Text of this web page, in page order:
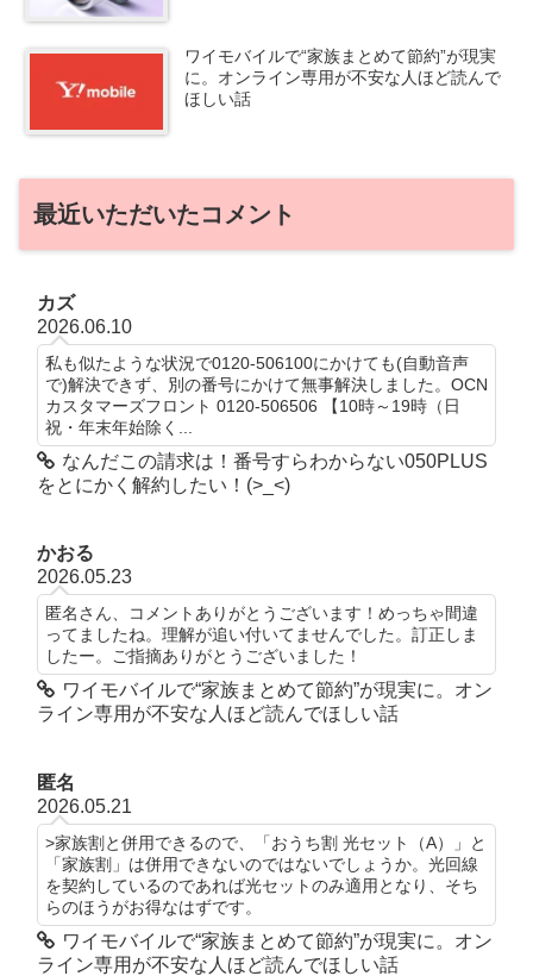
ワイモバイルで“家族まとめて節約”が現実
に。オンライン専用が不安な人ほど読んで
ほしい話
最近いただいたコメント
カズ
2026.06.10
私も似たような状況で0120-506100にかけても(自動音声
で)解決できず、別の番号にかけて無事解決しました。OCN
カスタマーズフロント 0120-506506 【10時～19時（日
祝・年末年始除く...
なんだこの請求は！番号すらわからない050PLUS
をとにかく解約したい！(>_<)
かおる
2026.05.23
匿名さん、コメントありがとうございます！めっちゃ間違
ってましたね。理解が追い付いてませんでした。訂正しま
したー。ご指摘ありがとうございました！
ワイモバイルで“家族まとめて節約”が現実に。オン
ライン専用が不安な人ほど読んでほしい話
匿名
2026.05.21
>家族割と併用できるので、「おうち割 光セット（A）」と
「家族割」は併用できないのではないでしょうか。光回線
を契約しているのであれば光セットのみ適用となり、そち
らのほうがお得なはずです。
ワイモバイルで“家族まとめて節約”が現実に。オン
ライン専用が不安な人ほど読んでほしい話